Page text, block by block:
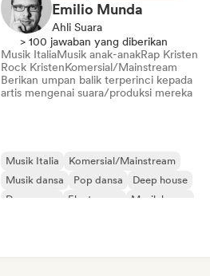
Emilio Munda
Ahli Suara
> 100 jawaban yang diberikan
Musik ItaliaMusik anak-anakRap Kristen
Rock KristenKomersial/Mainstream
Berikan umpan balik terperinci kepada
artis mengenai suara/produksi mereka
Musik Italia
Komersial/Mainstream
Musik dansa
Pop dansa
Deep house
Dream pop
Electropop Musik house